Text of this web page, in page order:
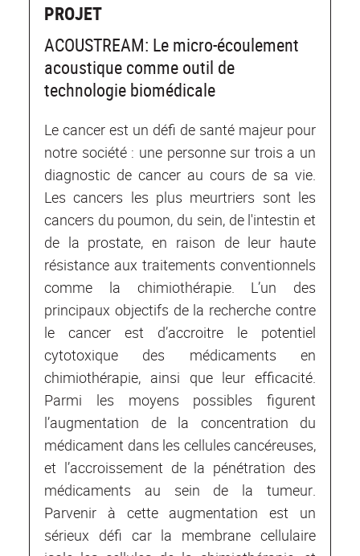
PROJET
ACOUSTREAM: Le micro-écoulement
acoustique comme outil de
technologie biomédicale
Le cancer est un défi de santé majeur pour
notre société : une personne sur trois a un
diagnostic de cancer au cours de sa vie.
Les cancers les plus meurtriers sont les
cancers du poumon, du sein, de l'intestin et
de la prostate, en raison de leur haute
résistance aux traitements conventionnels
comme la chimiothérapie. L’un des
principaux objectifs de la recherche contre
le cancer est d’accroitre le potentiel
cytotoxique des médicaments en
chimiothérapie, ainsi que leur efficacité.
Parmi les moyens possibles figurent
l’augmentation de la concentration du
médicament dans les cellules cancéreuses,
et l’accroissement de la pénétration des
médicaments au sein de la tumeur.
Parvenir à cette augmentation est un
sérieux défi car la membrane cellulaire